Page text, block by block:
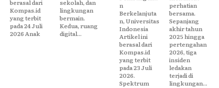
berasal dari
Kompas.id
yang terbit
pada 24 Juli
2026 Anak
sekolah, dan
lingkungan
bermain.
Kedua, ruang
digital...
n
Berkelanjuta
n, Universitas
Indonesia
Artikel ini
berasal dari
Kompas.id
yang terbit
pada 23 Juli
2026.
Spektrum
perhatian
bersama.
Sepanjang
akhir tahun
2025 hingga
pertengahan
2026, tiga
insiden
ledakan
terjadi di
lingkungan...